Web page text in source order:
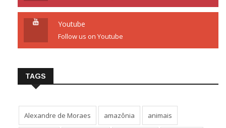
Youtube
Follow us on Youtube
TAGS
Alexandre de Moraes amazônia animais